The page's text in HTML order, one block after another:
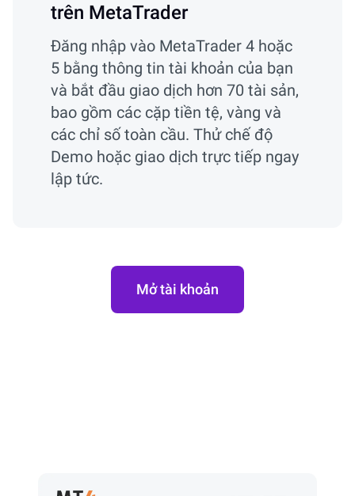
trên MetaTrader
Đăng nhập vào MetaTrader 4 hoặc
5 bằng thông tin tài khoản của bạn
và bắt đầu giao dịch hơn 70 tài sản,
bao gồm các cặp tiền tệ, vàng và
các chỉ số toàn cầu. Thử chế độ
Demo hoặc giao dịch trực tiếp ngay
lập tức.
Mở tài khoản